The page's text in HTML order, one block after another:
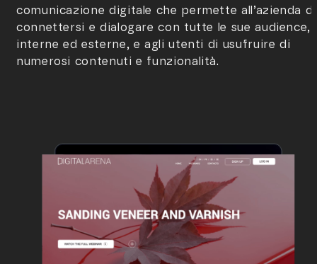
comunicazione digitale che permette all’azienda di
connettersi e dialogare con tutte le sue audience,
interne ed esterne, e agli utenti di usufruire di
numerosi contenuti e funzionalità.